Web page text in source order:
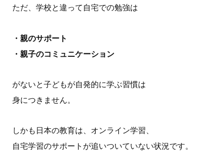
ただ、学校と違って自宅での勉強は
・親のサポート
・親子のコミュニケーション
がないと子どもが自発的に学ぶ習慣は
身につきません。
しかも日本の教育は、オンライン学習、
自宅学習のサポートが追いついていない状況です。